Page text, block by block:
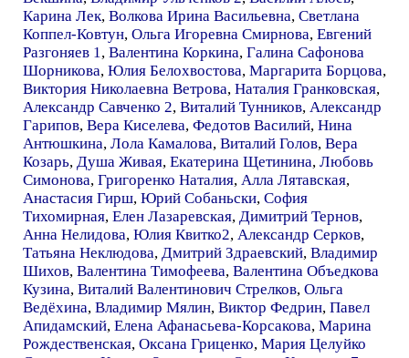
Карина Лек, Волкова Ирина Васильевна, Светлана
Коппел-Ковтун, Ольга Игоревна Смирнова, Евгений
Разгоняев 1, Валентина Коркина, Галина Сафонова
Шорникова, Юлия Белохвостова, Маргарита Борцова,
Виктория Николаевна Ветрова, Наталия Гранковская,
Александр Савченко 2, Виталий Тунников, Александр
Гарипов, Вера Киселева, Федотов Василий, Нина
Антюшкина, Лола Камалова, Виталий Голов, Вера
Козарь, Душа Живая, Екатерина Щетинина, Любовь
Симонова, Григоренко Наталия, Алла Лятавская,
Анастасия Гирш, Юрий Собаньски, София
Тихомирная, Елен Лазаревская, Димитрий Тернов,
Анна Нелидова, Юлия Квитко2, Александр Серков,
Татьяна Неклюдова, Дмитрий Здраевский, Владимир
Шихов, Валентина Тимофеева, Валентина Объедкова
Кузина, Виталий Валентинович Стрелков, Ольга
Ведёхина, Владимир Мялин, Виктор Федрин, Павел
Апидамский, Елена Афанасьева-Корсакова, Марина
Рождественская, Оксана Гриценко, Мария Целуйко